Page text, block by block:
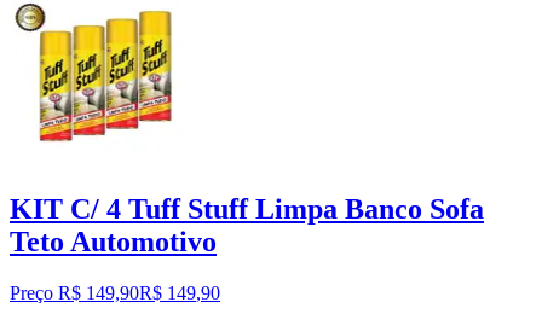
KIT C/ 4 Tuff Stuff Limpa Banco Sofa
Teto Automotivo
Preço R$ 149,90R$ 149,90